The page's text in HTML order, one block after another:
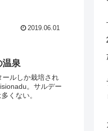
2019.06.01
温泉
ールしか栽培され
。サルデー
くない。